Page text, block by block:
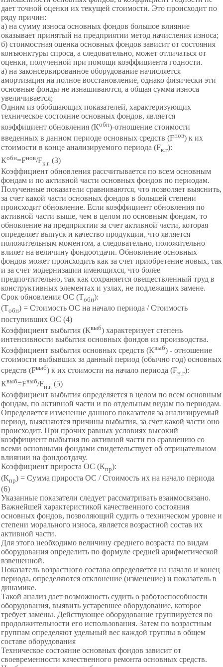
дает точной оценки их текущей стоимости. Это происходит по
ряду причин:
а) на сумму износа основных фондов большое влияние
оказывает принятый на предприятии метод начисления износа;
б) стоимостная оценка основных фондов зависит от состояния
конъюнктуры спроса, а следовательно, может отличаться от
оценки, полученной при помощи коэффициента годности.
а) на законсервированное оборудование начисляется
амортизация на полное восстановление, однако физически эти
основные фонды не изнашиваются, а общая сумма износа
увеличивается;
Одним из обобщающих показателей, характеризующих
техническое состояние основных фондов, является
коэффициент обновления (Кобн)-отношение стоимости
введенных в данном периоде основных средств (Fнов) к их
стоимости в конце анализируемого периода (Fк.г):
Кобн=Fнов/Fк.г. (3)
Коэффициент обновления рассчитывается по всем основным
фондам и по активной части основных фондов по периодам.
Полученные показатели сравниваются, что позволяет выяснить,
за счет какой части основных фондов в большей степени
происходит обновление. Если коэффициент обновления по
активной части выше, чем в целом по основным фондам, то
обновление на предприятии за счет активной части, которая
определяет выпуск и качество продукции, что является
положительным моментом, а следовательно, положительно
влияет на величину фондоотдачи. Обновление основных
фондов может происходить как за счет приобретение новых, так
и за счет модернизации имеющихся, что более
предпочтительно, так как сохраняется овеществленный труд в
конструктивных элементах и узлах, не подлежащих замене.
Срок обновления ОС (Тобн):
(Тобн) = Стоимость ОС на начало периода / Стоимость
поступивших ОС (4)
Коэффициент выбытия (Квыб) характеризует степень
интенсивности выбытия основных фондов из производства.
Коэффициент выбытия основных средств (Квыб) - отношение
стоимости выбывших за данный период (обычно год) основных
средств (Fвыб) к их стоимости на начало периода (Fн.г):
Квыб=Fвыб/Fн.г. (5)
Коэффициент выбытия определяется в целом по всем основным
фондам, по активной части и по отдельным видам по периодам.
Определяется изменение данного показателя за анализируемый
период, выясняются причины выбытия, за счет какой части оно
происходит. При прочих равных условиях высокий
коэффициент выбытия по активной части по сравнению со
всеми основными фондами свидетельствует об отрицательном
влиянии на фондоотдачу.
Коэффициент прироста ОС (Кпр):
(Кпр) = Сумма прироста ОС / Стоимость их на начало периода
(6)
Указанные показатели следует рассматривать взаимосвязано.
Важнейшей характеристикой качественного состояния
основных фондов, позволяющий судить о техническом уровне и
степени морального износа, является возрастной состав их
активной части.
Для этого необходимо величину среднего возраста по видам
оборудования определить по формуле средней арифметической
взвешенной.
Показатель возрастного состава определяется на начало и конец
периода, определяются отклонение (изменение) и показатель в
динамике.
Такой анализ дает возможность судить о работоспособности
оборудования, выявить устаревшее оборудование, которое
требует замены. Действующее оборудование группируется по
продолжительности его использования. Затем по возрастным
группам определяют удельный вес каждой группы в общем
составе оборудования
Техническое состояние основных фондов зависит от
своевременности качественного ремонта основных средств.